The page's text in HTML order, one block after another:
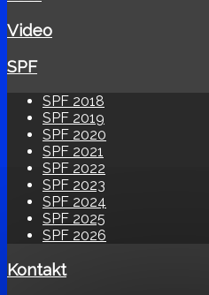
Video
SPF
SPF 2018
SPF 2019
SPF 2020
SPF 2021
SPF 2022
SPF 2023
SPF 2024
SPF 2025
SPF 2026
Kontakt